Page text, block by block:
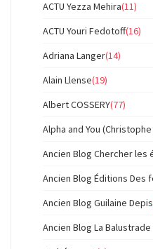
ACTU Yezza Mehira(11)
ACTU Youri Fedotoff(16)
Adriana Langer(14)
Alain Llense(19)
Albert COSSERY(77)
Alpha and You
Ancien Blog Chercher les
Ancien Blog Éditions Des
Ancien Blog Guilaine Depis
Ancien Blog La